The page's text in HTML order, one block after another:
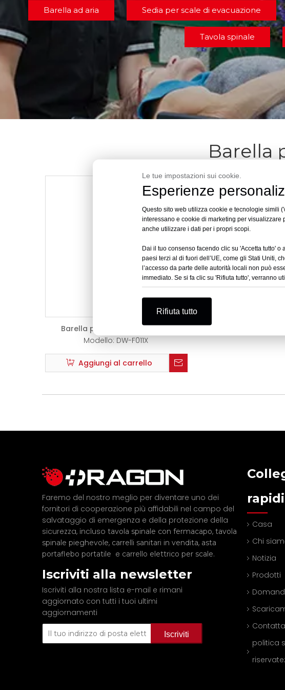
Le tue impostazioni sui cookie.
Esperienze
Questo sito web utilizza cookie e tecnologie simili
interessano e cookie di marketing per
anche utilizzare i dati per i propri scopi.
Dai il tuo consenso facendo clic su 'Accetta tutto'
paesi terzi al di fuori dell’UE, come gli Stati Uniti,
l’accesso da parte delle autorità locali non può
immediato. Se si fa clic su 'Rifiuta tutto', verranno
Rifiuta tutto
Barella ad aria Sedia per scale di evacuazione
Tavola spinale
Barella
Barella per animali domestici
DW-F011X
Modello: DW-F011X
Aggiungi al carrello
Faremo del nostro meglio per diventare uno dei
fornitori di cooperazione più affidabili nel campo del
salvataggio di emergenza e della protezione della
sicurezza, incluso tavola spinale con fermacapo, tavola
spinale pieghevole, carrelli sanitari in vendita, asta
portaflebo portatile e carrello elettrico per scale.
Iscriviti alla newsletter
Iscriviti alla nostra lista e-mail e rimani
aggiornato con tutti i tuoi ultimi
aggiornamenti
Iscriviti
rapidi
Casa
Chi
Notizia
Prodotti
politica